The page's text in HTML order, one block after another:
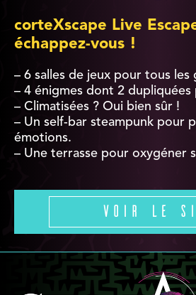
corteXscape Live
échappez-vous !
– 6 salles de jeux pour tous les
– 4 énigmes dont 2 dupliquées
– Climatisées ? Oui bien sûr !
– Un self-bar steampunk pour
émotions.
– Une terrasse pour oxygéner
Voir le